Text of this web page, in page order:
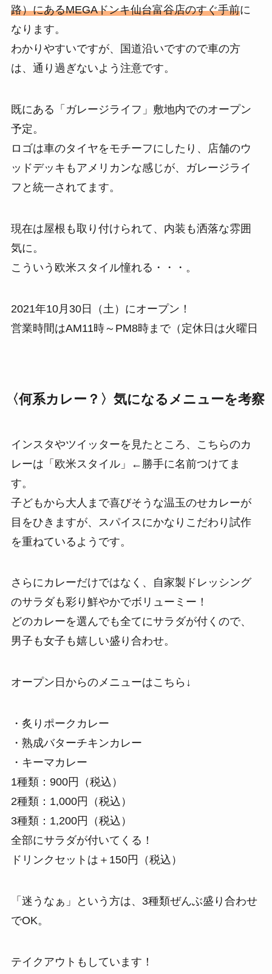
路）にあるMEGAドンキ仙台富谷店のすぐ手前に
なります。
わかりやすいですが、国道沿いですので車の方
は、通り過ぎないよう注意です。
既にある「ガレージライフ」敷地内でのオープン
予定。
ロゴは車のタイヤをモチーフにしたり、店舗のウ
ッドデッキもアメリカンな感じが、ガレージライ
フと統一されてます。
現在は屋根も取り付けられて、内装も洒落な雰囲
気に。
こういう欧米スタイル憧れる・・・。
2021年10月30日（土）にオープン！
営業時間はAM11時～PM8時まで（定休日は火曜日
〈何系カレー？〉気になるメニューを考察
インスタやツイッターを見たところ、こちらのカ
レーは「欧米スタイル」←勝手に名前つけてま
す。
子どもから大人まで喜びそうな温玉のせカレーが
目をひきますが、スパイスにかなりこだわり試作
を重ねているようです。
さらにカレーだけではなく、自家製ドレッシング
のサラダも彩り鮮やかでボリューミー！
どのカレーを選んでも全てにサラダが付くので、
男子も女子も嬉しい盛り合わせ。
オープン日からのメニューはこちら↓
・炙りポークカレー
・熟成バターチキンカレー
・キーマカレー
1種類：900円（税込）
2種類：1,000円（税込）
3種類：1,200円（税込）
全部にサラダが付いてくる！
ドリンクセットは＋150円（税込）
「迷うなぁ」という方は、3種類ぜんぶ盛り合わせ
でOK。
テイクアウトもしています！